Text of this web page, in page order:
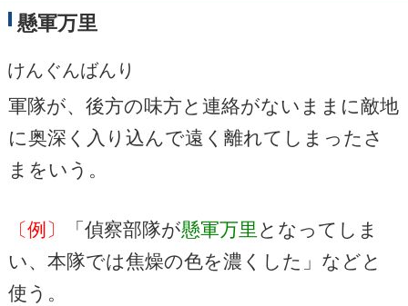
懸軍万里
けんぐんばんり
軍隊が、後方の味方と連絡がないままに敵地
に奥深く入り込んで遠く離れてしまったさ
まをいう。
〔例〕 「偵察部隊が懸軍万里 となってしま
い、本隊では焦燥の色を濃くした」などと
使う。